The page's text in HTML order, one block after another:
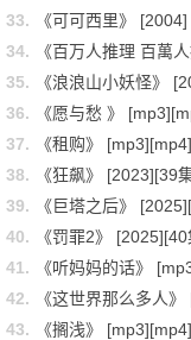
33.
《可可西里》 [2004]
34.
《百万人推理 百萬人
35.
《浪浪山小妖怪》
36.
《愿与愁 》
37.
《租购》
38.
《狂飙》 [2023][39
39.
《巨塔之后》
40.
《罚罪2》 [2025][40
41.
《听妈妈的话》
42.
《这世界那么多人》
43.
《搁浅》